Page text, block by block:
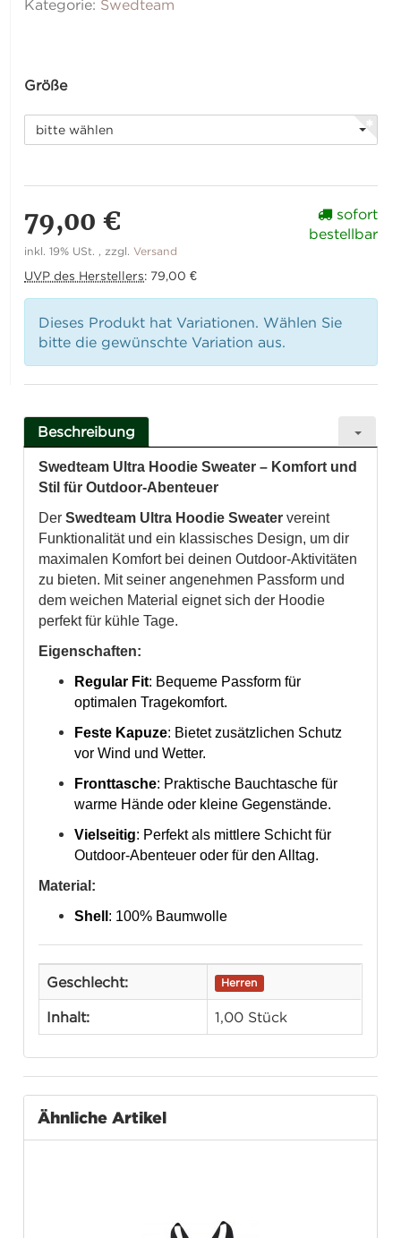
Kategorie: Swedteam
Größe
bitte wählen
79,00 €
inkl. 19% USt. , zzgl.Versand
UVP des Herstellers: 79,00 €
sofort
bestellbar
Dieses Produkt hat Variationen. Wählen Sie
bitte die gewünschte Variation aus.
Beschreibung
Swedteam Ultra Hoodie Sweater – Komfort und
Stil für Outdoor-Abenteuer
DerSwedteam Ultra Hoodie Sweater vereint
Funktionalität und ein klassisches Design, um dir
maximalen Komfort bei deinen Outdoor-Aktivitäten
zu bieten. Mit seiner angenehmen Passform und
dem weichen Material eignet sich der Hoodie
perfekt für kühle Tage.
Eigenschaften:
Regular Fit: Bequeme Passform für
optimalen Tragekomfort.
Feste Kapuze: Bietet zusätzlichen Schutz
vor Wind und Wetter.
Fronttasche: Praktische Bauchtasche für
warme Hände oder kleine Gegenstände.
Vielseitig: Perfekt als mittlere Schicht für
Outdoor-Abenteuer oder für den Alltag.
Material:
Shell : 100% Baumwolle
Geschlecht: Herren
Inhalt: 1,00 Stück
Ähnliche Artikel